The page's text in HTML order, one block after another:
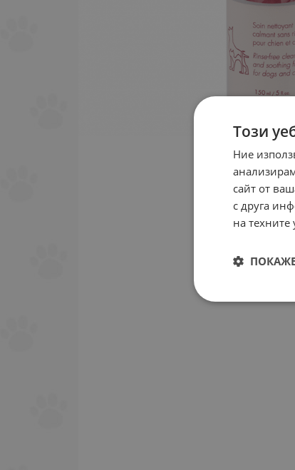
Този
Ние
сайт от
с друга
на техните